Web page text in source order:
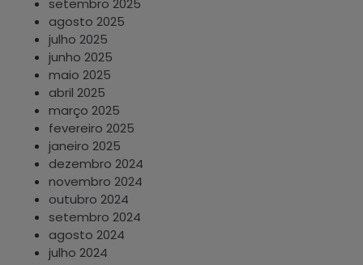
agosto 2025
julho 2025
junho 2025
maio 2025
abril 2025
março 2025
fevereiro 2025
janeiro 2025
dezembro 2024
novembro 2024
outubro 2024
setembro 2024
agosto 2024
julho 2024